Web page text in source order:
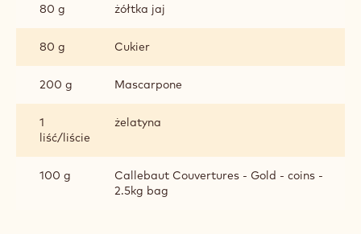
80 g żółtka jaj
80 g Cukier
200 g Mascarpone
1
liść/liście
żelatyna
100 g
Callebaut Couvertures - Gold - coins -
2.5kg bag